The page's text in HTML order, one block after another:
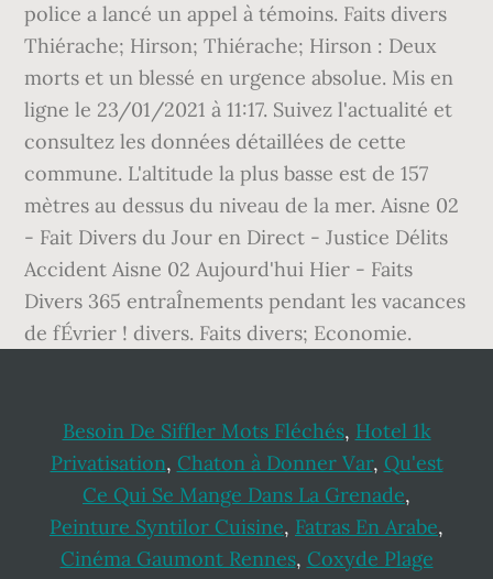
police a lancé un appel à témoins. Faits divers
Thiérache; Hirson; Thiérache; Hirson : Deux
morts et un blessé en urgence absolue. Mis en
ligne le 23/01/2021 à 11:17. Suivez l'actualité et
consultez les données détaillées de cette
commune. L'altitude la plus basse est de 157
mètres au dessus du niveau de la mer. Aisne 02
- Fait Divers du Jour en Direct - Justice Délits
Accident Aisne 02 Aujourd'hui Hier - Faits
Divers 365 entraÎnements pendant les vacances
de fÉvrier ! divers. Faits divers; Economie.
Besoin De Siffler Mots Fléchés, Hotel 1k
Privatisation, Chaton à Donner Var, Qu'est
Ce Qui Se Mange Dans La Grenade,
Peinture Syntilor Cuisine, Fatras En Arabe,
Cinéma Gaumont Rennes, Coxyde Plage